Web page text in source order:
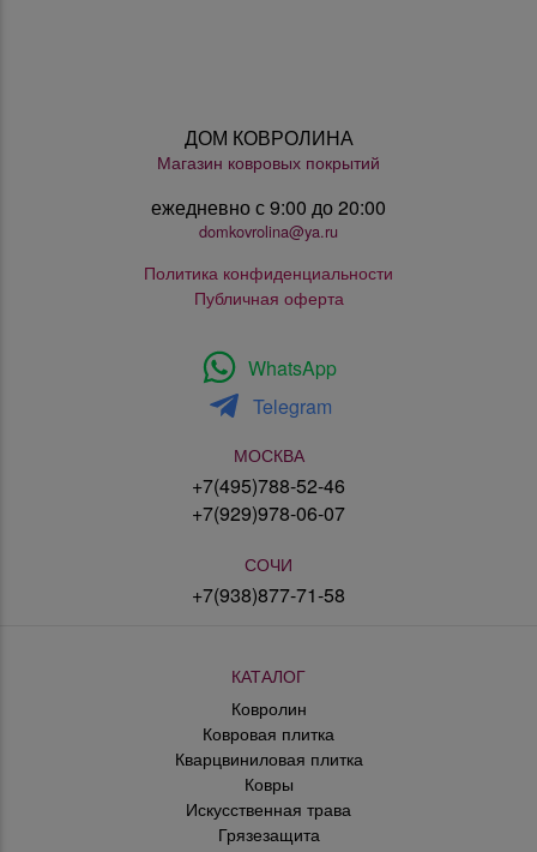
ДОМ КОВРОЛИНА
Магазин ковровых покрытий
ежедневно с 9:00 до 20:00
domkovrolina@ya.ru
Политика конфиденциальности
Публичная оферта
WhatsApp
Telegram
МОСКВА
+7(495)788-52-46
+7(929)978-06-07
СОЧИ
+7(938)877-71-58
КАТАЛОГ
Ковролин
Ковровая плитка
Кварцвиниловая плитка
Ковры
Искусственная трава
Грязезащита